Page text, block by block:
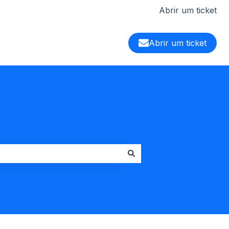
Abrir um ticket
Abrir um ticket